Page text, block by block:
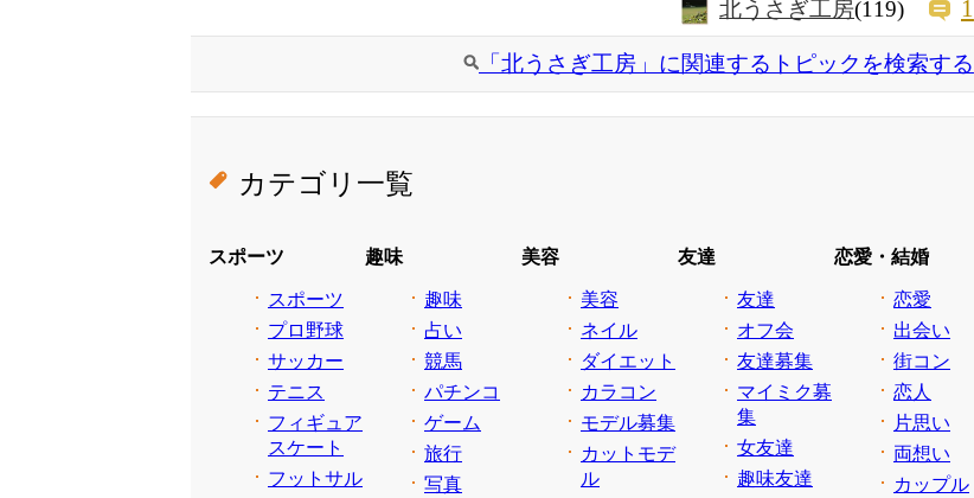
北うさぎ工房(119) 1
「北うさぎ工房」に関連するトピックを検索する
カテゴリ一覧
スポーツ
スポーツ
プロ野球
サッカー
テニス
フィギュア
スケート
フットサル
趣味
趣味
占い
競馬
パチンコ
ゲーム
旅行
写真
美容
美容
ネイル
ダイエット
カラコン
モデル募集
カットモデ
ル
友達
友達
オフ会
友達募集
マイミク募
集
女友達
趣味友達
恋愛・結婚
恋愛
出会い
街コン
恋人
片思い
両想い
カップル